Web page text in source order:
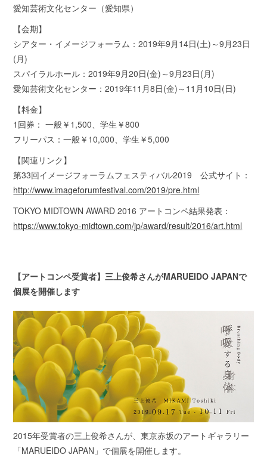
愛知芸術文化センター（愛知県）
【会期】
シアター・イメージフォーラム：2019年9月14日(土)～9月23日
(月)
スパイラルホール：2019年9月20日(金)～9月23日(月)
愛知芸術文化センター：2019年11月8日(金)～11月10日(日)
【料金】
1回券： 一般￥1,500、学生￥800
フリーパス：一般￥10,000、学生￥5,000
【関連リンク】
第33回イメージフォーラムフェスティバル2019 公式サイト：
http://www.imageforumfestival.com/2019/pre.html
TOKYO MIDTOWN AWARD 2016 アートコンペ結果発表：
https://www.tokyo-midtown.com/jp/award/result/2016/art.html
【アートコンペ受賞者】三上俊希さんがMARUEIDO JAPANで
個展を開催します
2015年受賞者の三上俊希さんが、東京赤坂のアートギャラリー
「MARUEIDO JAPAN」で個展を開催します。